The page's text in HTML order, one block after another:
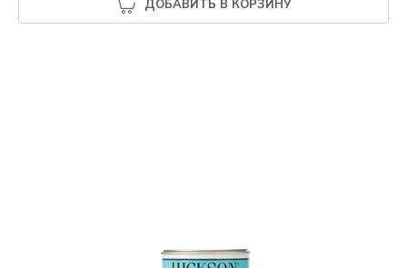
ДОБАВИТЬ В КОРЗИНУ